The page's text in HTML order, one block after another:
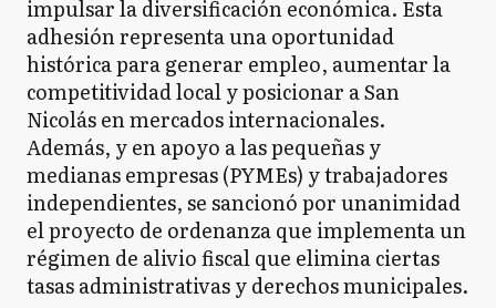
impulsar la diversificación económica. Esta
adhesión representa una oportunidad
histórica para generar empleo, aumentar la
competitividad local y posicionar a San
Nicolás en mercados internacionales.
Además, y en apoyo a las pequeñas y
medianas empresas (PYMEs) y trabajadores
independientes, se sancionó por unanimidad
el proyecto de ordenanza que implementa un
régimen de alivio fiscal que elimina ciertas
tasas administrativas y derechos municipales.